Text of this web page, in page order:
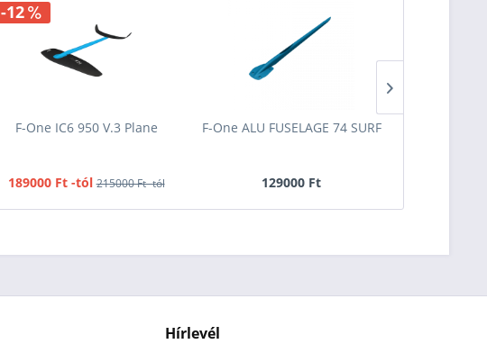
-12
F-One IC6 950 V.3 Plane
189000 Ft -tól 215000 Ft -tól
F-One ALU FUSELAGE 74 SURF
129000 Ft
Hírlevél